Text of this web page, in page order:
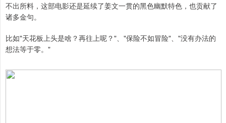
不出所料，这部电影还是延续了姜文一贯的黑色幽默特色，也贡献了
诸多金句。
比如"天花板上头是啥？再往上呢？"、"保险不如冒险"、"没有办法的
想法等于零。"